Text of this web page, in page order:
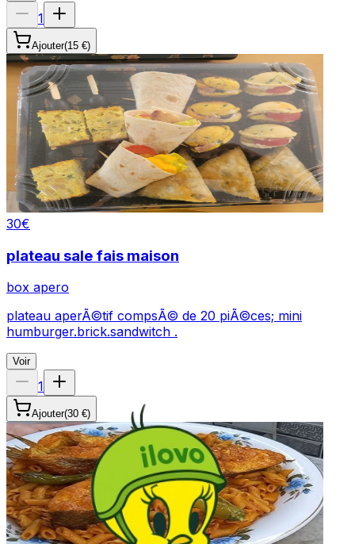
1
Ajouter(15 €)
30€
plateau sale fais maison
box apero
plateau aperÃ©tif compsÃ© de 20 piÃ©ces; mini
humburger.brick.sandwitch .
Voir
1
Ajouter(30 €)